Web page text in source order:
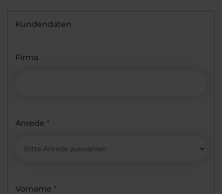
Kundendaten
Firma
Anrede *
Vorname *